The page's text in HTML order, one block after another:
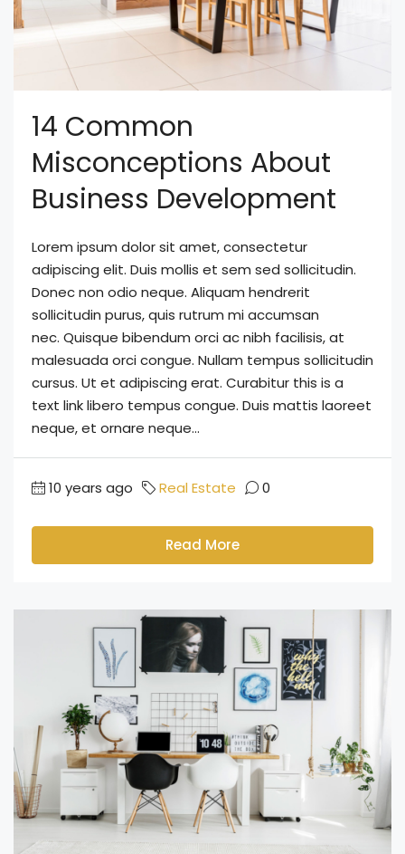
14 Common
Misconceptions About
Business Development
Lorem ipsum dolor sit amet, consectetur
adipiscing elit. Duis mollis et sem sed sollicitudin.
Donec non odio neque. Aliquam hendrerit
sollicitudin purus, quis rutrum mi accumsan
nec. Quisque bibendum orci ac nibh facilisis, at
malesuada orci congue. Nullam tempus sollicitudin
cursus. Ut et adipiscing erat. Curabitur this is a
text link libero tempus congue. Duis mattis laoreet
neque, et ornare neque...
10 years ago Real Estate 0
Read More